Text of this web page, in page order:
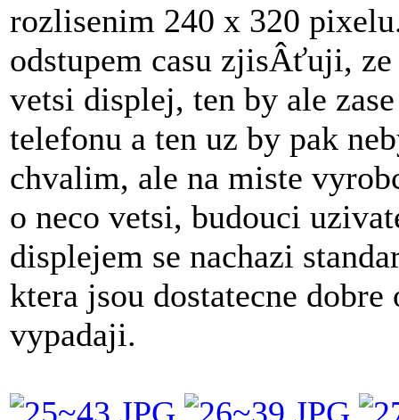
rozlisenim 240 x 320
odstupem casu zjisÂťuji,
vetsi displej, ten by ale
telefonu a ten uz by pak
chvalim, ale na miste
o neco vetsi, budouci
displejem se nachazi
ktera jsou dostatecne
vypadaji.